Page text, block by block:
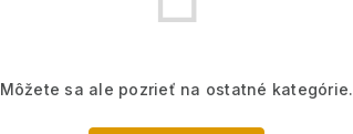
Môžete sa ale pozrieť na ostatné kategórie.